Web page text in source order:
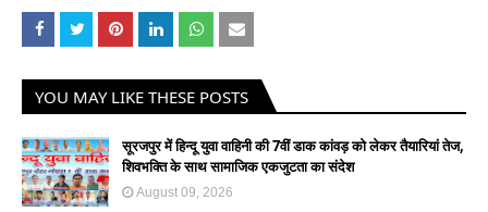
YOU MAY LIKE THESE POSTS
सूरजपुर में हिन्दू युवा वाहिनी की 7वीं डाक कांवड़ को लेकर तैयारियां तेज,
शिवभक्ति के साथ सामाजिक एकजुटता का संदेश
August 09, 2026